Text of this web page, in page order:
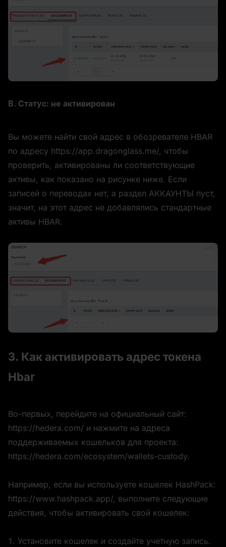
B. Статус: не активирован
Вы можете найти свой адрес в обозревателе HBAR
по адресу https://app.dragonglass.me/, чтобы
проверить, активированы ли соответствующие
активы, как показано на рисунке ниже. Если
записей о переводах нет, а раздел АККАУНТЫ пуст,
значит, на этот адрес не добавлялись стандартные
активы HBAR.
3. Как активировать адрес токена
Hbar
Во-первых, перейдите на официальный сайт:
https://hedera.com/ и нажмите на адреса
поддерживаемых кошельков для проекта:
https://hedera.com/ecosystem/wallets-custody.
Например, если вы используете кошелек HashPack:
https://www.hashpack.app/, выполните следующие
действия, чтобы активировать свой кошелек:
1. Установите кошелек и создайте учетную запись.